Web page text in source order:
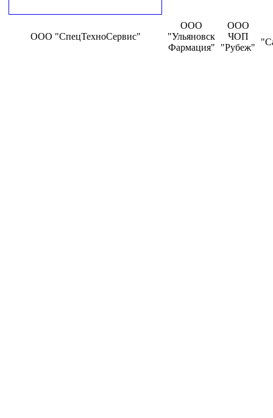
ООО "СпецТехноСервис"
ООО
"Ульяновск
Фармация"
ООО
ЧОП
"Рубеж"